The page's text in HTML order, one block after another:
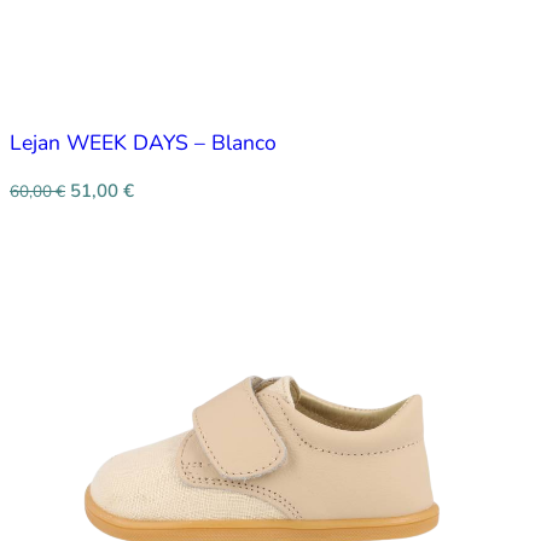
Lejan WEEK DAYS – Blanco
60,00€ 51,00 €